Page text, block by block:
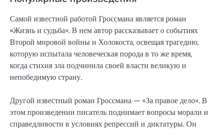
Самой известной работой Гроссмана является роман
«Жизнь и судьба». В нем автор рассказывает о событиях
Второй мировой войны и Холокоста, освещая трагедию,
которую испытала человеческая порода в то же время,
когда стихия зла подчинила своей власти великую и
непобедимую страну.
Другой известный роман Гроссмана — «За правое дело». В
этом произведении писатель поднимает вопросы морали и
справедливости в условиях репрессий и диктатуры. Он